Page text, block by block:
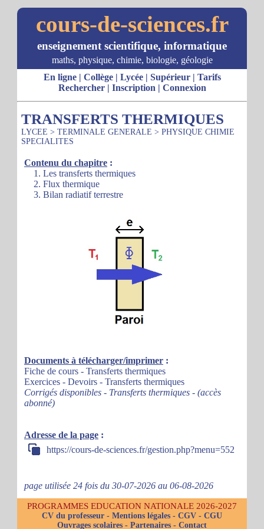
cours-de-sciences.fr
enseignement scientifique, informatique
maths, physique, chimie, biologie, géologie
En ligne| Collège| Lycée| Supérieur| Tarifs
Rechercher| Inscription | Connexion
TRANSFERTS THERMIQUES
LYCEE > TERMINALE GENERALE > PHYSIQUE CHIMIE
SPECIALITES
Contenu du chapitre :
1. Les transferts thermiques
2. Flux thermique
3. Bilan radiatif terrestre
Documents à télécharger/imprimer :
Fiche de cours - Transferts thermiques
Exercices - Devoirs - Transferts thermiques
Corrigés disponibles - Transferts thermiques - (accès
abonné)
Adresse de la page :
https://cours-de-sciences.fr/gestion.php?menu=552
page utilisée 24 fois du 30-07-2026 au 06-08-2026
PROGRAMMES EDUCATION NATIONALE 2026-2027
CV du professeur - Mentions légales - CGV - CGU
Ouvrages scolaires - Partenaires - Contact